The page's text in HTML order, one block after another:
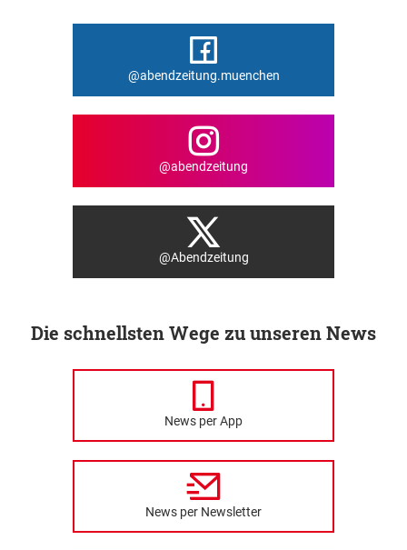
@abendzeitung.muenchen
@abendzeitung
@Abendzeitung
Die schnellsten Wege zu unseren News
News per App
News per Newsletter